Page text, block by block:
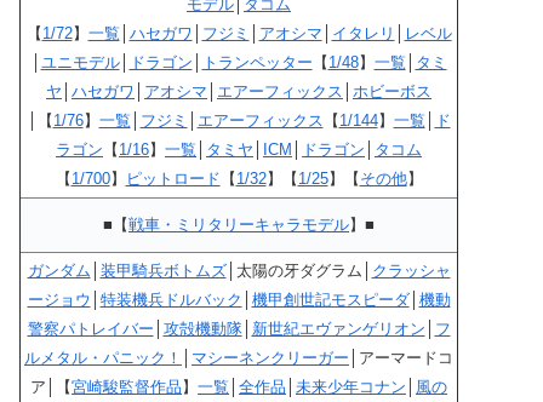
モデル タコム
【 1/72】 一覧 ハセガワ フジミ アオシマ イタレリ
レベル
ユニモデル│ ドラゴン トランペッター 【 1/48】 一覧
タミ
ヤ ハセガワ アオシマ エアーフィックス ホビーボス
│【 1/76】 一覧 フジミ エアーフィックス 【 1/144】 一覧
ド
ラゴン 【 1/16】 一覧 タミヤ ICM ドラゴン
タコム
【 1/700】 ピットロード 【 1/32】【 1/25】【 その他】
■【戦車・ミリタリーキャラモデル】■
ガンダム 装甲騎兵ボトムズ│太陽の牙ダグラム│ クラッシャ
ージョウ
特装機兵ドルバック 機甲創世記モスピーダ│ 機動
警察パトレイバー 攻殻機動隊│ 新世紀エヴァンゲリオン
フ
ルメタル・パニック！
マシーネンクリーガー │アーマードコ
ア│【宮崎駿監督作品 】 一覧 全作品 未来少年コナン 風の